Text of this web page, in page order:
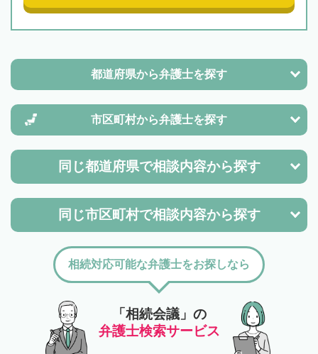
都道府県から弁護士を探す
市区町村から弁護士を探す
同じ都道府県で相談内容から探す
同じ市区町村で相談内容から探す
「相続会議」の
弁護士検索サービス
相続対応可能な弁護士をお探しなら